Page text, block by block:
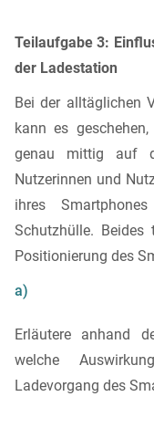
Teilaufgabe 3:
der Ladestation
Bei der alltäglichen
kann es
genau mittig auf
Nutzerinnen und
ihres
Schutzhülle.
Positionierung des
a)
Erläutere anhand
welche
Ladevorgang des